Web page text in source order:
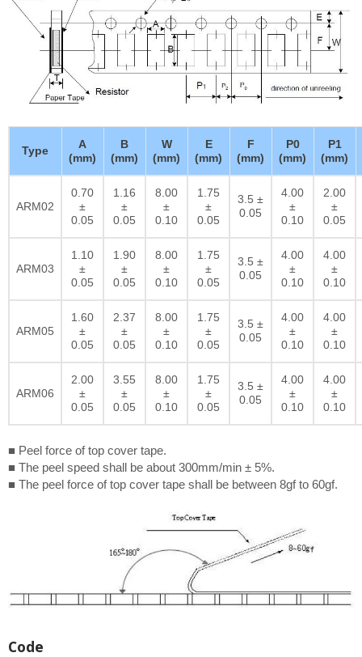
Type
A
(mm)
B
(mm)
W
(mm)
E
(mm)
F
(mm)
P0
(mm)
P1
(mm)
ARM02
0.70
±
0.05
1.16
±
0.05
8.00
±
0.10
1.75
±
0.05
3.5 ±
0.05
4.00
±
0.10
2.00
±
0.05
ARM03
1.10
±
0.05
1.90
±
0.05
8.00
±
0.10
1.75
±
0.05
3.5 ±
0.05
4.00
±
0.10
4.00
±
0.10
ARM05
1.60
±
0.05
2.37
±
0.05
8.00
±
0.10
1.75
±
0.05
3.5 ±
0.05
4.00
±
0.10
4.00
±
0.10
ARM06
2.00
±
0.05
3.55
±
0.05
8.00
±
0.10
1.75
±
0.05
3.5 ±
0.05
4.00
±
0.10
4.00
±
0.10
■ Peel force of top cover tape.
■ The peel speed shall be about 300mm/min ± 5%.
■ The peel force of top cover tape shall be between 8gf to 60gf.
Code